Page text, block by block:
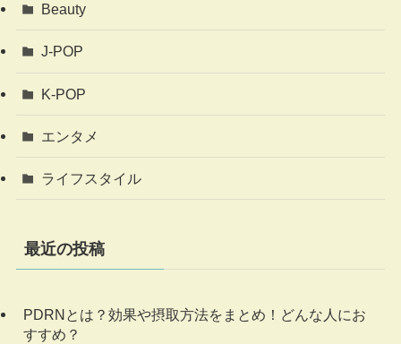
Beauty
J-POP
K-POP
エンタメ
ライフスタイル
最近の投稿
PDRNとは？効果や摂取方法をまとめ！どんな人にお
すすめ？